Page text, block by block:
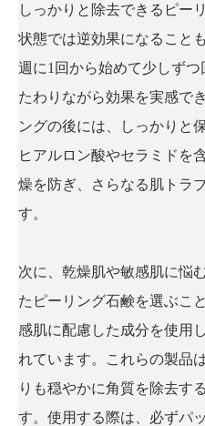
しっかりと除去できるピー
状態では逆効果になること
週に1回から始めて少しず
たわりながら効果を実感で
ングの後には、しっかりと
ヒアルロン酸やセラミドを
燥を防ぎ、さらなる肌トラ
す。
次に、乾燥肌や敏感肌に悩
たピーリング石鹸を選ぶこ
感肌に配慮した成分を使用
れています。これらの製品
りも穏やかに角質を除去す
す。使用する際は、必ずパ